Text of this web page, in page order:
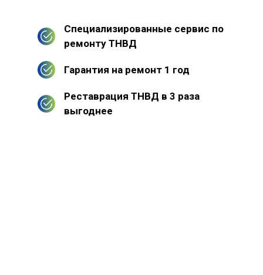
Специализированные сервис по
ремонту ТНВД
Гарантия на ремонт 1 год
Реставрация ТНВД в 3 раза
выгоднее